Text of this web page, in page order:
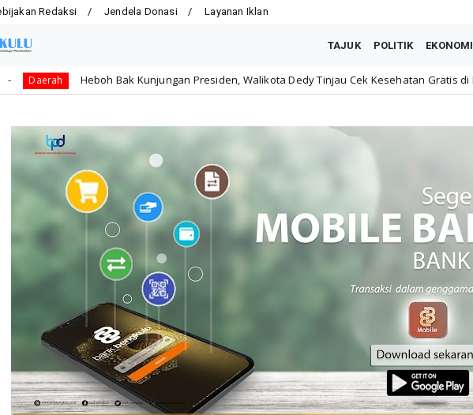
Redaksi Jendela Donasi Layanan Iklan
TAJUK POLITIK EKONOMI
Bak Kunjungan Presiden, Walikota Dedy Tinjau Cek Kesehatan Gratis di MIN 1 Kota Bengkulu